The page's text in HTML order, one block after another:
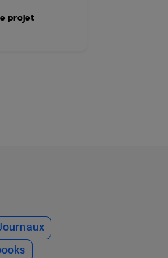
projet